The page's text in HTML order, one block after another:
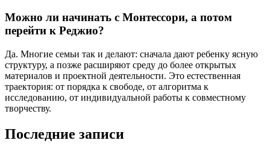
Можно ли начинать с Монтессори, а потом
перейти к Реджио?
Да. Многие семьи так и делают: сначала дают ребенку ясную
структуру, а позже расширяют среду до более открытых
материалов и проектной деятельности. Это естественная
траектория: от порядка к свободе, от алгоритма к
исследованию, от индивидуальной работы к совместному
творчеству.
Последние записи